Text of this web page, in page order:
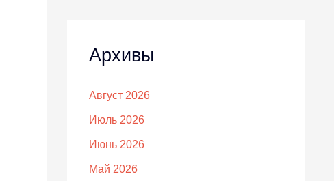
Архивы
Август 2026
Июль 2026
Июнь 2026
Май 2026